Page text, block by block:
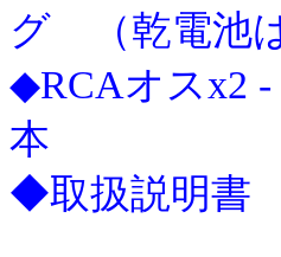
グ （乾電池
◆RCAオスx2
本
◆取扱説明書